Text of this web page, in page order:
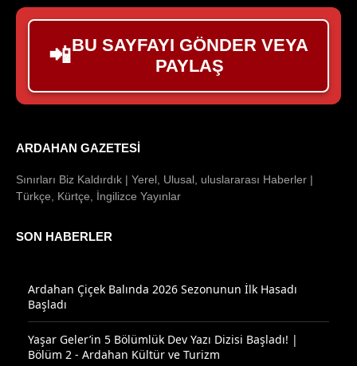
📲BU SAYFAYI GÖNDER VEYA
PAYLAŞ
ARDAHAN GAZETESI
Sınırları Biz Kaldırdık | Yerel, Ulusal, uluslararası Haberler |
Türkçe, Kürtçe, İngilizce Yayınlar
SON HABERLER
Ardahan Çiçek Balında 2026 Sezonunun İlk Hasadı
Başladı
Yaşar Geler’in 5 Bölümlük Dev Yazı Dizisi Başladı! |
Bölüm 2 - Ardahan Kültür ve Turizm